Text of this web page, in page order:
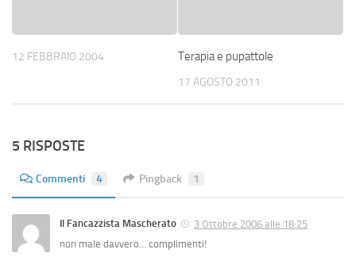
12 FEBBRAIO 2004 Terapia e pupattole
17 AGOSTO 2011
5 RISPOSTE
Commenti 4 Pingback 1
Il Fancazzista Mascherato
3 Ottobre 2006 alle 18:25
non male davvero… complimenti!